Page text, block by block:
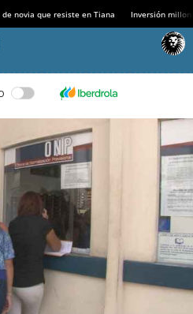
novia que resiste en Tiana Inversión